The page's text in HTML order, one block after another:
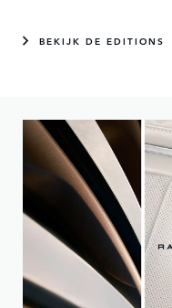
BEKIJK DE EDITIONS